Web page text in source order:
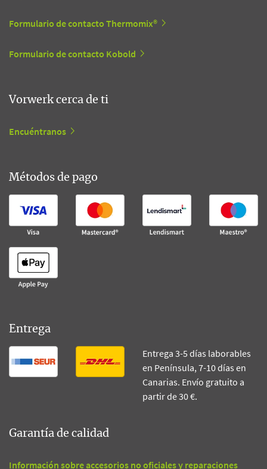
Formulario de contacto Thermomix®
Formulario de contacto Kobold
Vorwerk cerca de ti
Encuéntranos
Métodos de pago
Entrega
Entrega 3-5 días laborables
en Península, 7-10 días en
Canarias. Envío gratuito a
partir de 30 €.
Garantía de calidad
Información sobre accesorios no oficiales y reparaciones